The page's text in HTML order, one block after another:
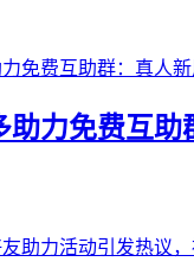
助力免费互